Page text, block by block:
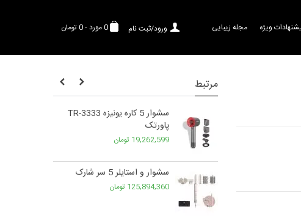
0مورد-0 تومان ورود/ثبت نام ویژه مجله زیبایی
مرتبط
سشوار 5 کاره یونیزه TR-3333
پاورتک
19,262,599 تومان
سشوار و استایلر 5 سر شارک
125,894,360 تومان